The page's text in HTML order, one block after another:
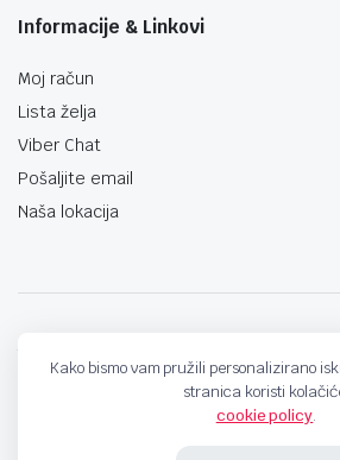
Informacije & Linkovi
Moj račun
Lista želja
Viber Chat
Pošaljite email
Naša lokacija
Kako bismo vam pružili personalizirano
stranica koristi
cookie policy.